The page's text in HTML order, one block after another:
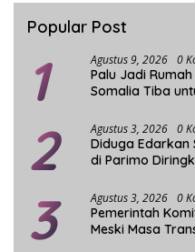
Popular Post
1 Agustus 9, 2026 0
Palu Jadi
Somalia Tiba
2 Agustus 3, 2026 0
Diduga Edarkan
di Parimo
3 Agustus 3, 2026 0
Pemerintah
Meski Masa